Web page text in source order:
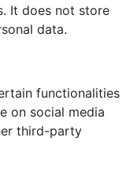
It does not store
data.
functionalities
on social media
third-party